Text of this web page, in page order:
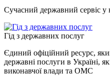
Сучасний державний сервіс
Гід з державних послуг
Єдиний офіційний ресурс,
державні послуги в Україні,
виконавчої влади та ОМС